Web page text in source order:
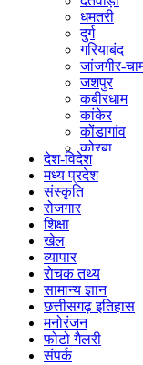
धमतरी
दुर्ग
गरियाबंद
जांजगीर-
जशपुर
कबीरधाम
कांकेर
कोंडागांव
कोरबा
कोरिया
महासमुंद
मुंगेली
नारायणपुर
सुकमा
सूरजपुर
सरगुजा
गौरेला पेंड्रा
खैरागढ़-
देश-विदेश
मध्य प्रदेश
संस्कृति
रोजगार
शिक्षा
खेल
व्यापार
रोचक तथ्य
सामान्य ज्ञान
छत्तीसगढ़ इतिहास
मनोरंजन
फोटो गैलरी
संपर्क